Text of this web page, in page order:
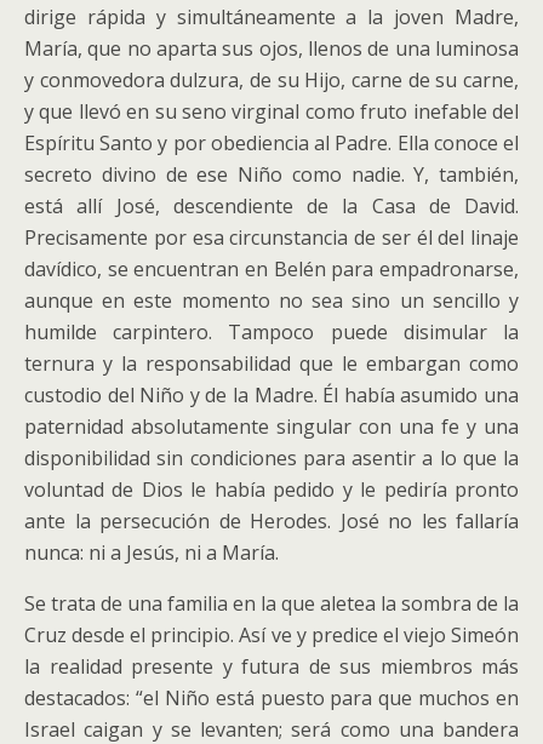
dirige rápida y simultáneamente a la joven Madre,
María, que no aparta sus ojos, llenos de una luminosa
y conmovedora dulzura, de su Hijo, carne de su carne,
y que llevó en su seno virginal como fruto inefable del
Espíritu Santo y por obediencia al Padre. Ella conoce el
secreto divino de ese Niño como nadie. Y, también,
está allí José, descendiente de la Casa de David.
Precisamente por esa circunstancia de ser él del linaje
davídico, se encuentran en Belén para empadronarse,
aunque en este momento no sea sino un sencillo y
humilde carpintero. Tampoco puede disimular la
ternura y la responsabilidad que le embargan como
custodio del Niño y de la Madre. Él había asumido una
paternidad absolutamente singular con una fe y una
disponibilidad sin condiciones para asentir a lo que la
voluntad de Dios le había pedido y le pediría pronto
ante la persecución de Herodes. José no les fallaría
nunca: ni a Jesús, ni a María.
Se trata de una familia en la que aletea la sombra de la
Cruz desde el principio. Así ve y predice el viejo Simeón
la realidad presente y futura de sus miembros más
destacados: “el Niño está puesto para que muchos en
Israel caigan y se levanten; será como una bandera